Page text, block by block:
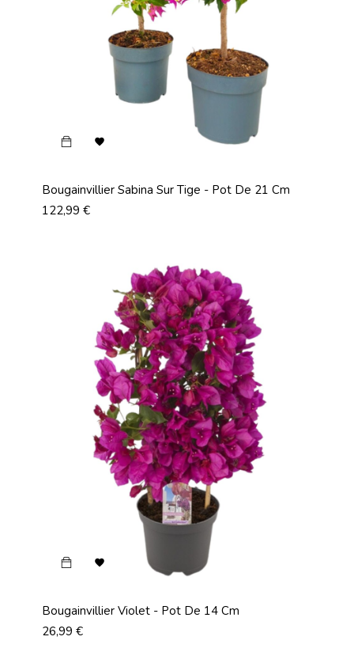

Bougainvillier Sabina Sur Tige - Pot De 21 Cm
Prix
122,99 €

Bougainvillier Violet - Pot De 14 Cm
Prix
26,99 €